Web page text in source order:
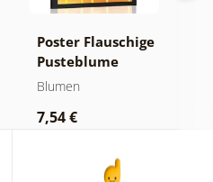
Poster Flauschige
Pusteblume
Blumen
7,54 €